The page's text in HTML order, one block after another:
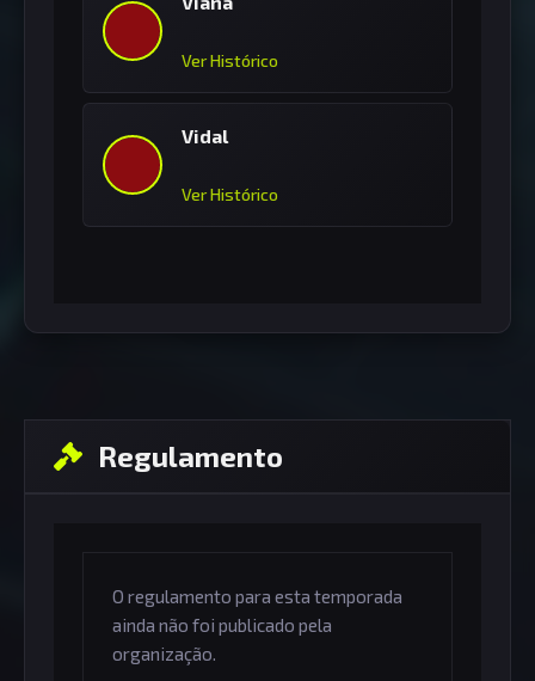
Ver Histórico
Vidal
Ver Histórico
Regulamento
O regulamento para esta temporada
ainda não foi publicado pela
organização.